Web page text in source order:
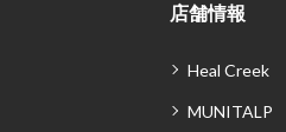
店舗情報
Heal Creek
MUNITALP